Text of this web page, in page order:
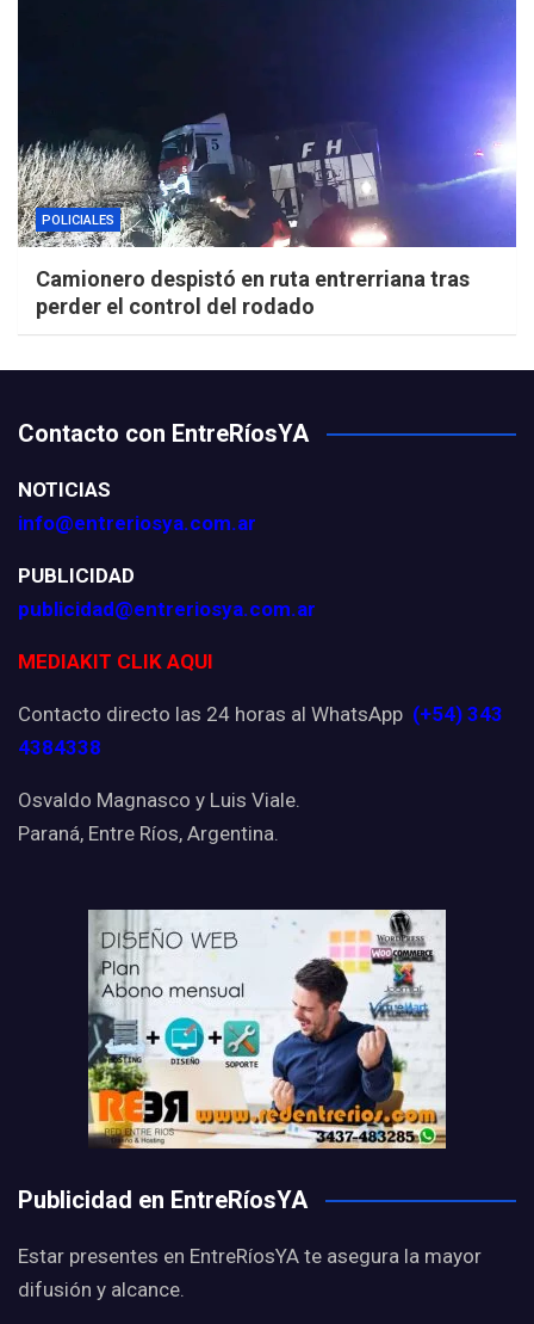
POLICIALES
Camionero despistó en ruta entrerriana tras
perder el control del rodado
Contacto con EntreRíosYA
NOTICIAS
info@entreriosya.com.ar
PUBLICIDAD
publicidad@entreriosya.com.ar
MEDIAKIT CLIK AQUI
Contacto directo las 24 horas al WhatsApp (+54) 343
4384338
Osvaldo Magnasco y Luis Viale.
Paraná, Entre Ríos, Argentina.
Publicidad en EntreRíosYA
Estar presentes en EntreRíosYA te asegura la mayor
difusión y alcance.